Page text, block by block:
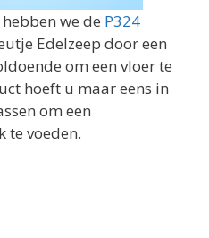
we de P324
Edelzeep door een
om een vloer te
hoeft u maar eens in
om een
te voeden.